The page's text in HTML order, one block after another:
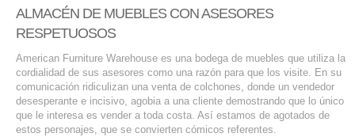
ALMACÉN DE MUEBLES CON ASESORES
RESPETUOSOS
American Furniture Warehouse es una bodega de muebles que utiliza la
cordialidad de sus asesores como una razón para que los visite. En su
comunicación ridiculizan una venta de colchones, donde un vendedor
desesperante e incisivo, agobia a una cliente demostrando que lo único
que le interesa es vender a toda costa. Así estamos de agotados de
estos personajes, que se convierten cómicos referentes.